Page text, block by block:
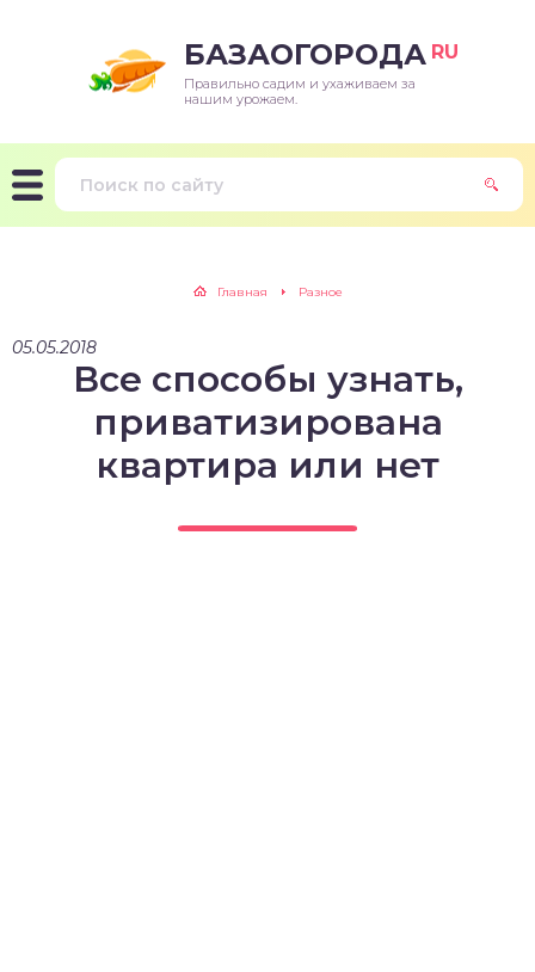
БАЗАОГОРОДА RU
Правильно садим и ухаживаем за
нашим урожаем.
Главная Разное
05.05.2018
Все способы узнать,
приватизирована
квартира или нет